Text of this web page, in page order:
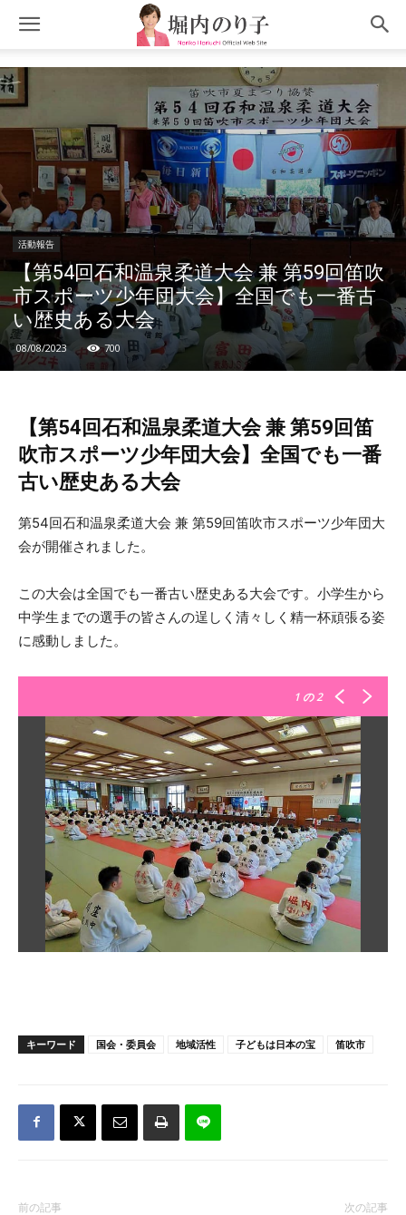
活動報告
【第54回石和温泉柔道大会 兼 第59回笛吹
市スポーツ少年団大会】全国でも一番古
い歴史ある大会
08/08/2023 700
【第54回石和温泉柔道大会 兼 第59回笛
吹市スポーツ少年団大会】全国でも一番
古い歴史ある大会
第54回石和温泉柔道大会 兼 第59回笛吹市スポーツ少年団大
会が開催されました。
この大会は全国でも一番古い歴史ある大会です。小学生から
中学生までの選手の皆さんの逞しく清々しく精一杯頑張る姿
に感動しました。
1 の 2
キーワード 国会・委員会 地域活性 子どもは日本の宝 笛吹市
前の記事 次の記事